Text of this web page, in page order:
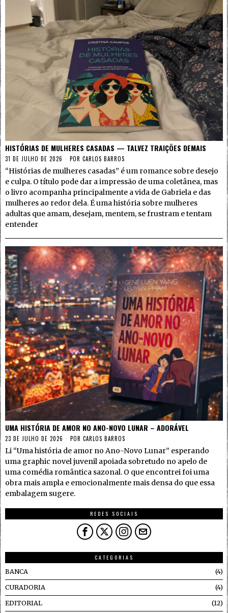
HISTÓRIAS DE MULHERES CASADAS — TALVEZ TRAIÇÕES DEMAIS
31 DE JULHO DE 2026 POR CARLOS BARROS
“Histórias de mulheres casadas” é um romance sobre desejo
e culpa. O título pode dar a impressão de uma coletânea, mas
o livro acompanha principalmente a vida de Gabriela e das
mulheres ao redor dela. É uma história sobre mulheres
adultas que amam, desejam, mentem, se frustram e tentam
entender
UMA HISTÓRIA DE AMOR NO ANO-NOVO LUNAR – ADORÁVEL
23 DE JULHO DE 2026 POR CARLOS BARROS
Li “Uma história de amor no Ano-Novo Lunar” esperando
uma graphic novel juvenil apoiada sobretudo no apelo de
uma comédia romântica sazonal. O que encontrei foi uma
obra mais ampla e emocionalmente mais densa do que essa
embalagem sugere.
REDES SOCIAIS
CATEGORIAS
BANCA
4
CURADORIA 4
EDITORIAL 12